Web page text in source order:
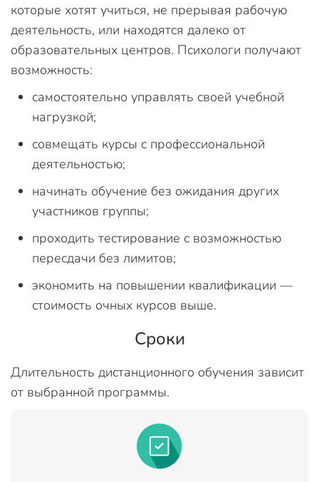
которые хотят учиться, не прерывая рабочую
деятельность, или находятся далеко от
образовательных центров. Психологи получают
возможность:
самостоятельно управлять своей учебной
нагрузкой;
совмещать курсы с профессиональной
деятельностью;
начинать обучение без ожидания других
участников группы;
проходить тестирование с возможностью
пересдачи без лимитов;
экономить на повышении квалификации —
стоимость очных курсов выше.
Сроки
Длительность дистанционного обучения зависит
от выбранной программы.